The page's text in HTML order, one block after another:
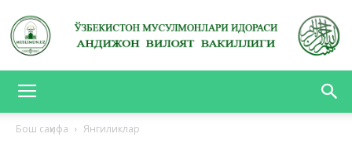
Бош саҳифа Янгиликлар